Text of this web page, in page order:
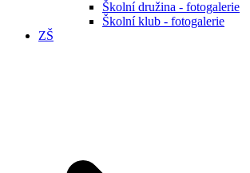
Školní družina - fotogalerie
Školní klub - fotogalerie
ZŠ